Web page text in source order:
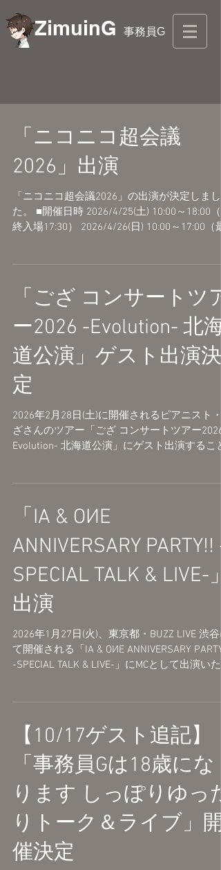
ZimuinG 事務員G
「ニコニコ超会議
2026」出演
「ニコニコ超会議2026」の出演が決定しまし
た。 ■開催日時 2026/4/25(土) 10:00～18:00（
終入場17:30） 2026/4/26(日) 10:00～17:00（最
大合奏 ・超ストリートセッション 超会議の詳
細はこちらをご覧ください。※情報は随時追
予定です ニコニコ超会議2026 公式サイト
https://chokaigi.jp/
「ござ コンサートツア
ー2026 -Evolution- 北海
道公演」ゲスト出演決
定
2026年2月28日(土)に開催されるピアニスト・
ざさんのツアー「ござ コンサートツアー2026
Evolution- 北海道公演」にゲスト出演すること
https://eplus.jp/goza2026/ ・ローソンチケット
Lコード：12407 https://l-tike.com/order/?
gLcode=12407 ・チケットぴあ Pコード：314-
587 https://w.pia.jp/t/goza2026/
「IA & OИE
ANNIVERSARY PARTY!! -
SPECIAL TALK & LIVE-」
出演
2026年1月27日(火)、東京都・BUZZ LIVE 渋谷
て開催される「IA & OИE ANNIVERSARY
-SPECIAL TALK & LIVE-」にMCとして出演いた
19:00 会場：BUZZ LIVE 渋谷 東京都渋谷区神南
1-15-3神南プラザビルB1F https://buzz-
st.com/live-shibuya チケット等については公式
サイトでご確認ください。 https://one-
aria.com/
【10/17ゲスト追記】
「事務員Gは18歳にな
ります しっぽりゆった
りトーク＆ライブ」開
催決定